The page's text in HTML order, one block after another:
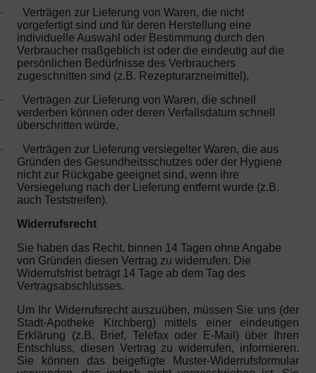
·
Verträgen zur Lieferung von Waren, die nicht
vorgefertigt sind und für deren Herstellung eine
individuelle Auswahl oder Bestimmung durch den
Verbraucher maßgeblich ist oder die eindeutig auf die
persönlichen Bedürfnisse des Verbrauchers
zugeschnitten sind (z.B. Rezepturarzneimittel),
·
Verträgen zur Lieferung von Waren, die schnell
verderben können oder deren Verfallsdatum schnell
überschritten würde,
·
Verträgen zur Lieferung versiegelter Waren, die aus
Gründen des Gesundheitsschutzes oder der Hygiene
nicht zur Rückgabe geeignet sind, wenn ihre
Versiegelung nach der Lieferung entfernt wurde (z.B.
auch Teststreifen).
Widerrufsrecht
Sie haben das Recht, binnen 14 Tagen ohne Angabe
von Gründen diesen Vertrag zu widerrufen. Die
Widerrufsfrist beträgt 14 Tage ab dem Tag des
Vertragsabschlusses.
Um Ihr Widerrufsrecht auszuüben, müssen Sie uns (der
Stadt-Apotheke Kirchberg) mittels einer eindeutigen
Erklärung (z.B. Brief, Telefax oder E-Mail) über Ihren
Entschluss, diesen Vertrag zu widerrufen, informieren.
Sie können das beigefügte Muster-Widerrufsformular